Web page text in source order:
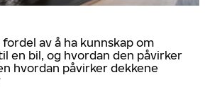
av å ha kunnskap om
en bil, og hvordan den påvirker
hvordan påvirker dekkene